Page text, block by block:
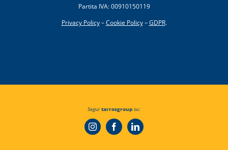
Partita IVA: 00910150119
Privacy Policy–Cookie Policy–GDPR.
Segui tarrosgroup su: